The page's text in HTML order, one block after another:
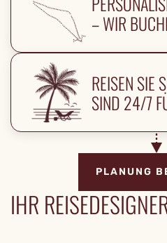
– WIR
REISEN SIE
SIND 24/7
PLANUNG
IHR